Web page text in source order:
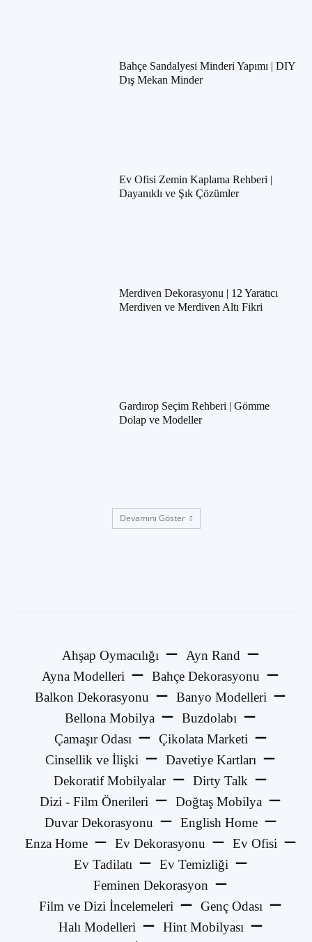
Bahçe Sandalyesi Minderi Yapımı | DIY
Dış Mekan Minder
Ev Ofisi Zemin Kaplama Rehberi |
Dayanıklı ve Şık Çözümler
Merdiven Dekorasyonu | 12 Yaratıcı
Merdiven ve Merdiven Altı Fikri
Gardırop Seçim Rehberi | Gömme
Dolap ve Modeller
Devamını Göster
Ahşap Oymacılığı
Ayn Rand
Ayna Modelleri
Bahçe Dekorasyonu
Balkon Dekorasyonu
Banyo Modelleri
Bellona Mobilya
Buzdolabı
Çamaşır Odası
Çikolata Marketi
Cinsellik ve İlişki
Davetiye Kartları
Dekoratif Mobilyalar
Dirty Talk
Dizi - Film Önerileri
Doğtaş Mobilya
Duvar Dekorasyonu
English Home
Enza Home
Ev Dekorasyonu
Ev Ofisi
Ev Tadilatı
Ev Temizliği
Feminen Dekorasyon
Film ve Dizi İncelemeleri
Genç Odası
Halı Modelleri
Hint Mobilyası